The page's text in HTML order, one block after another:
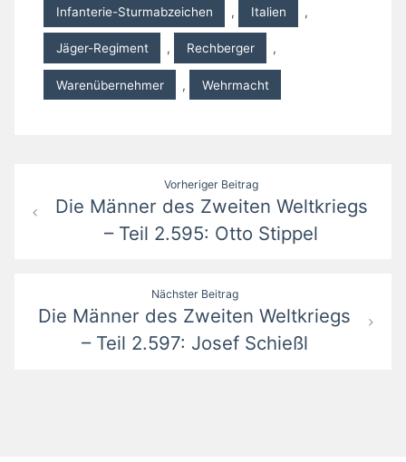
Infanterie-Sturmabzeichen , Italien ,
Jäger-Regiment , Rechberger ,
Warenübernehmer , Wehrmacht
Beitragsnavigation
Vorheriger Beitrag
Die Männer des Zweiten Weltkriegs
– Teil 2.595: Otto Stippel
Nächster Beitrag
Die Männer des Zweiten Weltkriegs
– Teil 2.597: Josef Schießl